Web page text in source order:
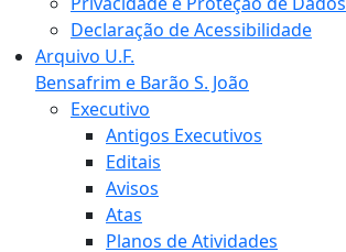
Declaração de Acessibilidade
Arquivo U.F.
Bensafrim e Barão S. João
Executivo
Antigos Executivos
Editais
Avisos
Atas
Planos de Atividades